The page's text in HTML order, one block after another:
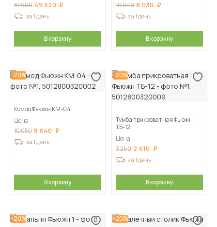
61 900 49 520
за 1 день
В корзину
10 040 8 030
за 1 день
В корзину
-20%
Комод Фьюжн КМ-04
Цена
10 050 8 040
за 1 день
В корзину
-20%
Тумба прикроватная Фьюжн
ТБ-12
Цена
3 260 2 610
за 1 день
В корзину
-20% -20%